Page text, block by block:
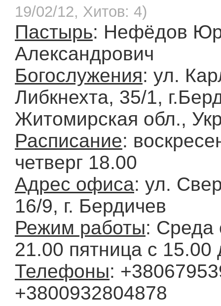
19/02/12, Хитов: 4)
Пастырь: Нефёдов
Александрович
Богослужения: ул.
Либкнехта, 35/1,
Житомирская обл.,
Расписание:
четверг 18.00
Адрес офиса: ул.
16/9, г. Бердичев
Режим работы: Среда
21.00 пятница с 15.00
Телефоны:
+3800932804878